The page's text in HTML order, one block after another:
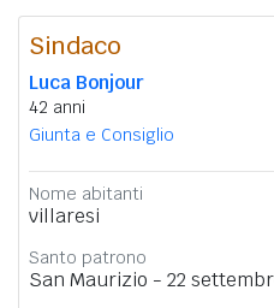
Sindaco
Luca Bonjour
42 anni
Giunta e Consiglio
Nome abitanti
villaresi
Santo patrono
San Maurizio - 22